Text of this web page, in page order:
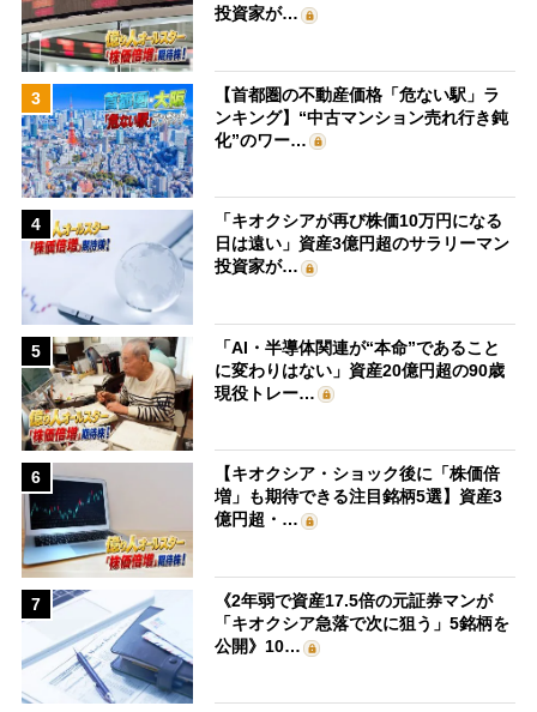
投資家が…
3
【首都圏の不動産価格「危ない駅」ラ
ンキング】“中古マンション売れ行き鈍
化”のワー…
4
「キオクシアが再び株価10万円になる
日は遠い」資産3億円超のサラリーマン
投資家が…
5
「AI・半導体関連が“本命”であること
に変わりはない」資産20億円超の90歳
現役トレー…
6
【キオクシア・ショック後に「株価倍
増」も期待できる注目銘柄5選】資産3
億円超・…
7
《2年弱で資産17.5倍の元証券マンが
「キオクシア急落で次に狙う」5銘柄を
公開》10…